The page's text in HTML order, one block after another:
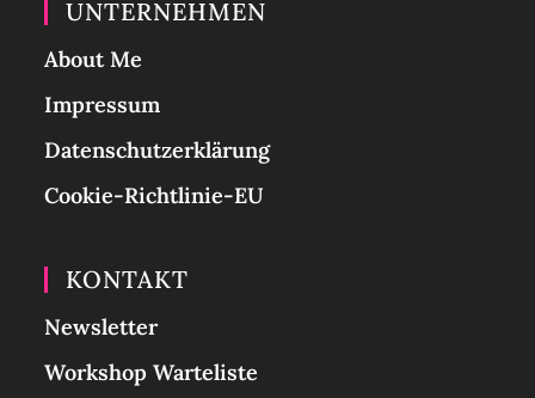
UNTERNEHMEN
About Me
Impressum
Datenschutzerklärung
Cookie-Richtlinie-EU
KONTAKT
Newsletter
Workshop Warteliste